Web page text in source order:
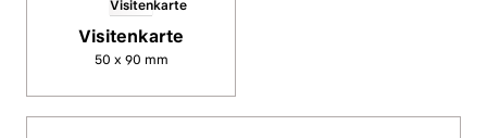
Visitenkarte
50 x 90 mm